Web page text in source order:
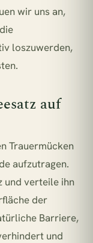
wir uns an,
loszuwerden,
auf
Trauermücken
aufzutragen.
und verteile ihn
der
Barriere,
und